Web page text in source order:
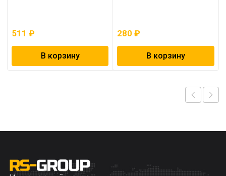
511 ₽
В корзину
280₽
В корзину